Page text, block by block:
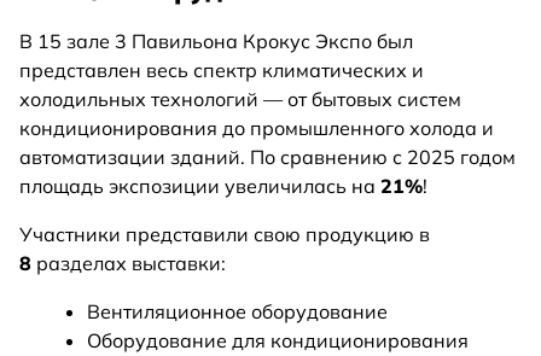
В 15 зале 3 Павильона Крокус Экспо был
представлен весь спектр климатических и
холодильных технологий — от бытовых систем
кондиционирования до промышленного холода и
автоматизации зданий. По сравнению с 2025 годом
площадь экспозиции увеличилась на 21%!
Участники представили свою продукцию в
8 разделах выставки:
Вентиляционное оборудование
Оборудование для кондиционирования